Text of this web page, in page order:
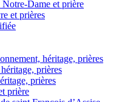
Dame et prière
et prières
héritage, prières
prières
prières
prière